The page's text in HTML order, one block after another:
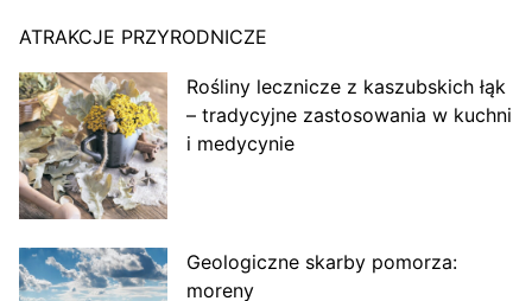
ATRAKCJE PRZYRODNICZE
Rośliny lecznicze z kaszubskich łąk
– tradycyjne zastosowania w kuchni
i medycynie
Geologiczne skarby pomorza:
moreny